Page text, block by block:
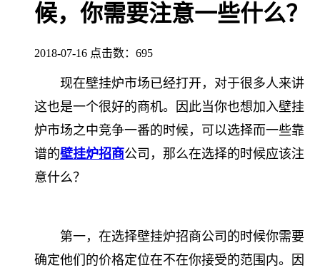
候，你需要注意一些什么？
2018-07-16 点击数： 695
现在壁挂炉市场已经打开，对于很多人来讲
这也是一个很好的商机。因此当你也想加入壁挂
炉市场之中竞争一番的时候，可以选择而一些靠
谱的壁挂炉招商公司，那么在选择的时候应该注
意什么？
第一，在选择壁挂炉招商公司的时候你需要
确定他们的价格定位在不在你接受的范围内。因